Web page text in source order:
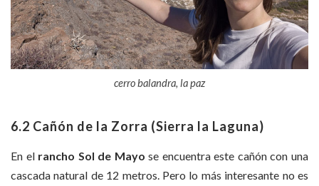
cerro balandra, la paz
6.2 Cañón de la Zorra (Sierra la Laguna)
En el rancho Sol de Mayo se encuentra este cañón con una
cascada natural de 12 metros. Pero lo más interesante no es